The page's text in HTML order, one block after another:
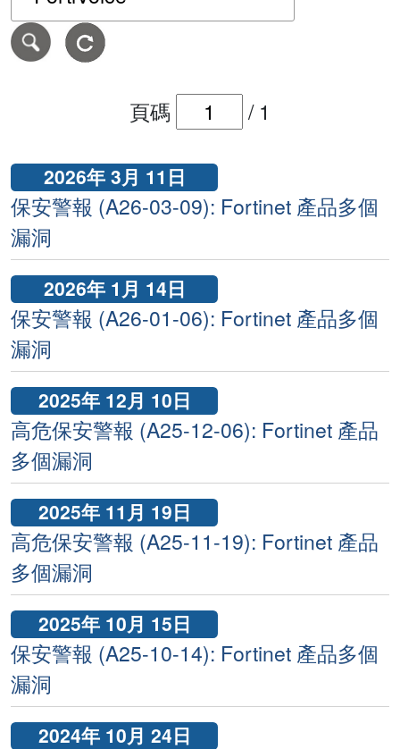
頁碼 / 1
2026年 3月 11日
保安警報 (A26-03-09): Fortinet 產品多個
漏洞
2026年 1月 14日
保安警報 (A26-01-06): Fortinet 產品多個
漏洞
2025年 12月 10日
高危保安警報 (A25-12-06): Fortinet 產品
多個漏洞
2025年 11月 19日
高危保安警報 (A25-11-19): Fortinet 產品
多個漏洞
2025年 10月 15日
保安警報 (A25-10-14): Fortinet 產品多個
漏洞
2024年 10月 24日